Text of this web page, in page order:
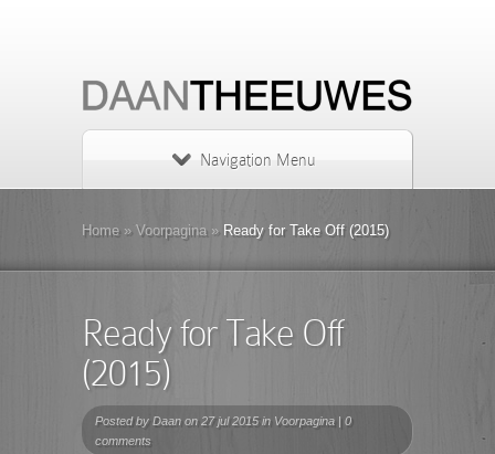
Navigation Menu
Home » Voorpagina » Ready for Take Off (2015)
Ready for Take Off
(2015)
Posted by Daan on 27 jul 2015 in Voorpagina | 0
comments